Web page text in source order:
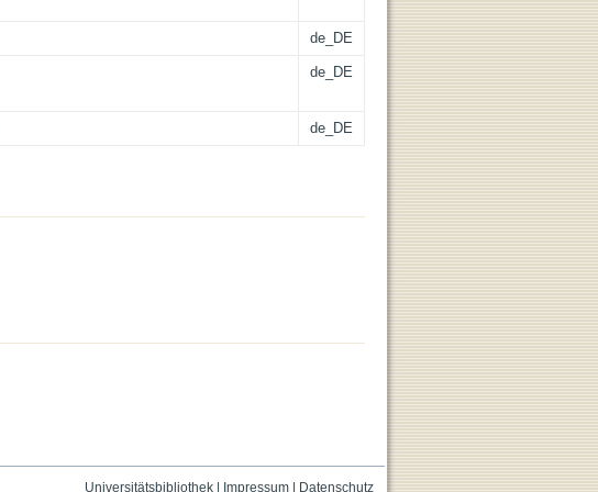
de_DE
de_DE
de_DE
Universitätsbibliothek| Impressum| Datenschutz